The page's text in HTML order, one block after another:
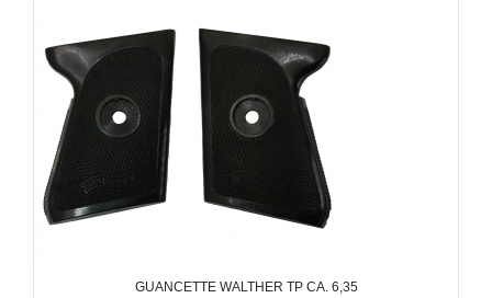
GUANCETTE WALTHER TP CA. 6,35